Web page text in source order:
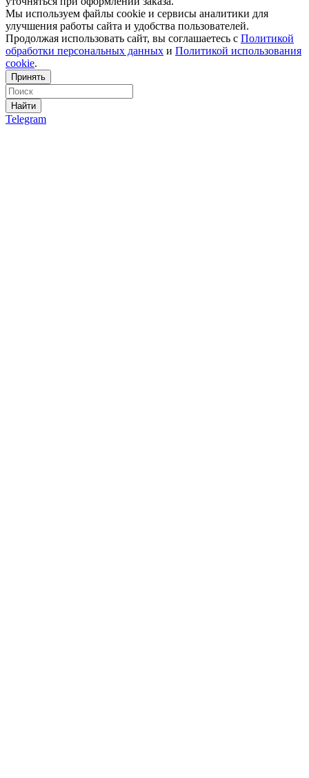
Мы используем файлы cookie и сервисы аналитики для
улучшения работы сайта и удобства пользователей.
Продолжая использовать сайт, вы соглашаетесь с Политикой
обработки персональных данных и Политикой использования
cookie.
Принять
Найти
Telegram